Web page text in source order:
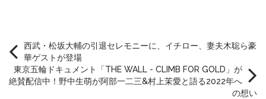
西武・松坂大輔の引退セレモニーに、イチロー、妻夫木聡ら豪
華ゲストが登場
東京五輪ドキュメント「THE WALL - CLIMB FOR GOLD」が
絶賛配信中！野中生萌が阿部一二三&村上茉愛と語る2022年へ
の想い